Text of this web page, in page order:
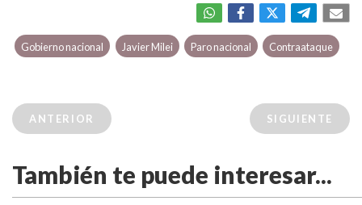
Gobierno nacional Javier Milei Paro nacional Contraataque
ANTERIOR SIGUIENTE
También te puede interesar...